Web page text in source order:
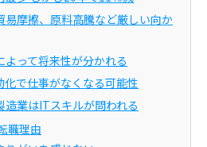
易摩擦、原料高騰など厳しい向か
よって将来性が分かれる
化で仕事がなくなる可能性
造業はITスキルが問われる
職理由